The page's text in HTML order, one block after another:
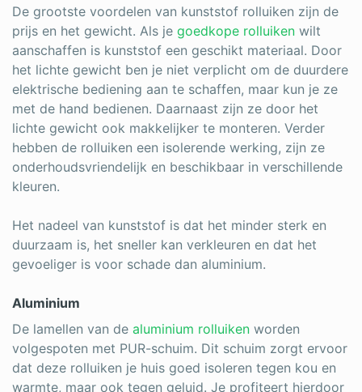
De grootste voordelen van kunststof rolluiken zijn de
prijs en het gewicht. Als je goedkope rolluiken wilt
aanschaffen is kunststof een geschikt materiaal. Door
het lichte gewicht ben je niet verplicht om de duurdere
elektrische bediening aan te schaffen, maar kun je ze
met de hand bedienen. Daarnaast zijn ze door het
lichte gewicht ook makkelijker te monteren. Verder
hebben de rolluiken een isolerende werking, zijn ze
onderhoudsvriendelijk en beschikbaar in verschillende
kleuren.
Het nadeel van kunststof is dat het minder sterk en
duurzaam is, het sneller kan verkleuren en dat het
gevoeliger is voor schade dan aluminium.
Aluminium
De lamellen van de aluminium rolluiken worden
volgespoten met PUR-schuim. Dit schuim zorgt ervoor
dat deze rolluiken je huis goed isoleren tegen kou en
warmte, maar ook tegen geluid. Je profiteert hierdoor